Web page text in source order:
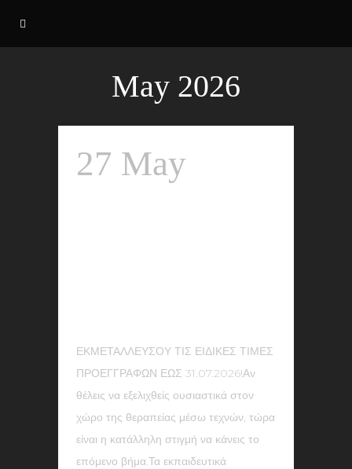
May 2026
27 May
ΕΚΜΕΤΑΛΛΕΥΣΟΥ ΤΙΣ ΕΙΔΙΚΕΣ ΤΙΜΕΣ
ΠΡΟΕΓΓΡΑΦΩΝ ΕΩΣ 31.07.2026!Αν
θέλεις να εξελιχθείς ουσιαστικά στον
χώρο της θεραπείας μέσω τεχνών, τώρα
είναι η κατάλληλη στιγμή να κάνεις το
επόμενο βήμα.Τα εκπαιδευτικά